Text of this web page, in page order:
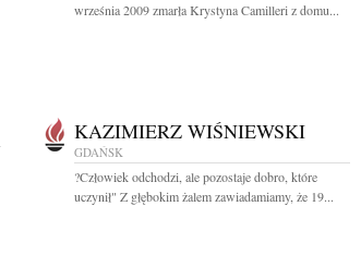
września 2009 zmarła Krystyna Camilleri z domu...
KAZIMIERZ WIŚNIEWSKI
GDAŃSK
?Człowiek odchodzi, ale pozostaje dobro, które
uczynił" Z głębokim żalem zawiadamiamy, że 19...